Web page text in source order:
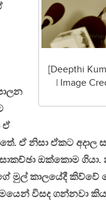
[Deepthi
| Image
ඒ
ඒ නිසා ඒකට අදාල
ඔක්කොම
මුල් කාලයේදී කිව්වේ
විසද ගන්නවා